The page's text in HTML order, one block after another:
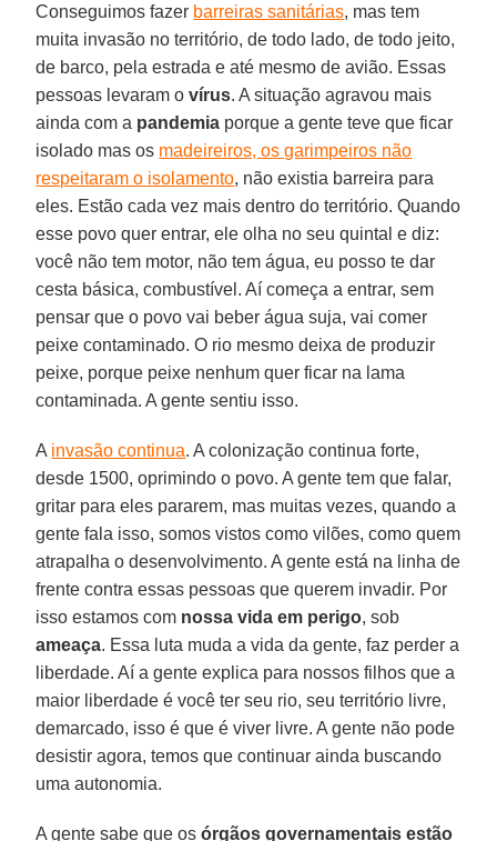
Conseguimos fazer barreiras sanitárias, mas tem
muita invasão no território, de todo lado, de todo jeito,
de barco, pela estrada e até mesmo de avião. Essas
pessoas levaram ovírus. A situação agravou mais
ainda com a pandemia porque a gente teve que ficar
isolado mas os madeireiros, os garimpeiros não
respeitaram o isolamento, não existia barreira para
eles. Estão cada vez mais dentro do território. Quando
esse povo quer entrar, ele olha no seu quintal e diz:
você não tem motor, não tem água, eu posso te dar
cesta básica, combustível. Aí começa a entrar, sem
pensar que o povo vai beber água suja, vai comer
peixe contaminado. O rio mesmo deixa de produzir
peixe, porque peixe nenhum quer ficar na lama
contaminada. A gente sentiu isso.
A invasão continua. A colonização continua forte,
desde 1500, oprimindo o povo. A gente tem que falar,
gritar para eles pararem, mas muitas vezes, quando a
gente fala isso, somos vistos como vilões, como quem
atrapalha o desenvolvimento. A gente está na linha de
frente contra essas pessoas que querem invadir. Por
isso estamos com nossa vida em perigo, sob
ameaça. Essa luta muda a vida da gente, faz perder a
liberdade. Aí a gente explica para nossos filhos que a
maior liberdade é você ter seu rio, seu território livre,
demarcado, isso é que é viver livre. A gente não pode
desistir agora, temos que continuar ainda buscando
uma autonomia.
A gente sabe que osórgãos governamentais estão